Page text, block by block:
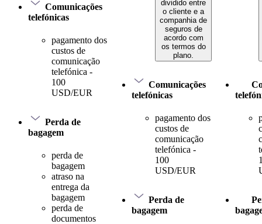
Comunicações
telefónicas
pagamento dos
custos de
comunicação
telefónica -
100
USD/EUR
Perda de
bagagem
perda de
bagagem
atraso na
entrega da
bagagem
perda de
documentos
dividido entre
o cliente e a
companhia de
seguros de
acordo com
os termos do
plano.
Comunicações
telefónicas
pagamento dos
custos de
comunicação
telefónica -
100
USD/EUR
Perda de
bagagem